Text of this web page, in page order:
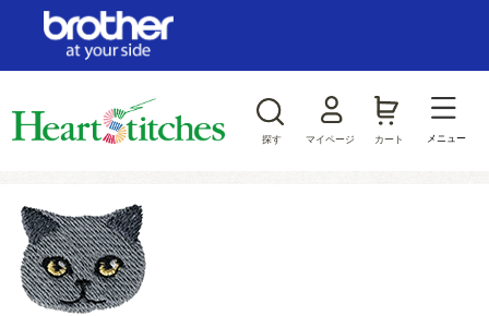
探す マイページ カート メニュー
ログイン/新規会員登録
ジャンルから探す